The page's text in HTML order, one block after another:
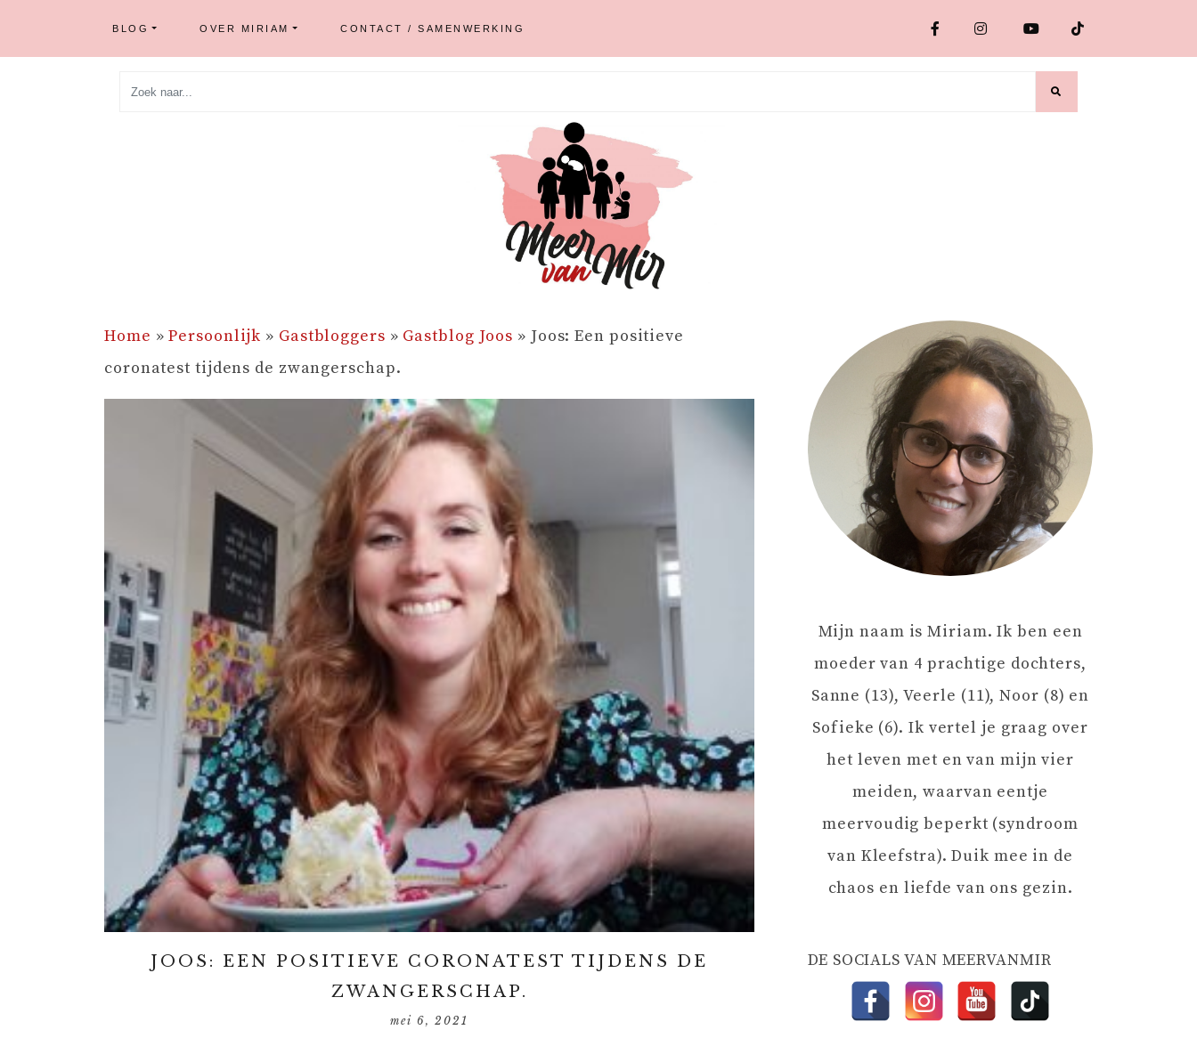
BLOG OVER MIRIAM CONTACT / SAMENWERKING
Home »Persoonlijk » Gastbloggers » Gastblog Joos » Joos: Een positieve
coronatest tijdens de zwangerschap.
JOOS: EEN POSITIEVE CORONATEST TIJDENS DE
ZWANGERSCHAP.
mei 6, 2021
Mijn naam is Miriam. Ik ben een
moeder van 4 prachtige dochters,
Sanne (13), Veerle (11), Noor (8) en
Sofieke (6). Ik vertel je graag over
het leven met en van mijn vier
meiden, waarvan eentje
meervoudig beperkt (syndroom
van Kleefstra). Duik mee in de
chaos en liefde van ons gezin.
DE SOCIALS VAN MEERVANMIR